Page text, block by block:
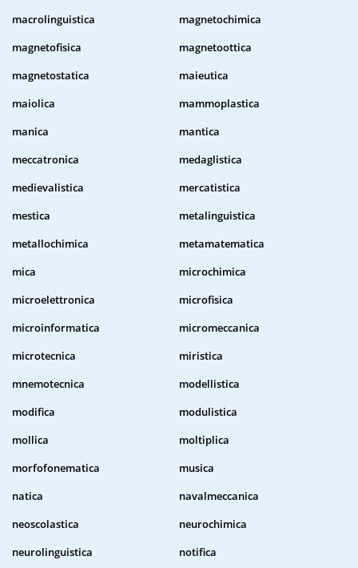
macrolinguistica
magnetochimica
magnetofisica
magnetoottica
magnetostatica
maieutica
maiolica
mammoplastica
manica
mantica
meccatronica
medaglistica
medievalistica
mercatistica
mestica
metalinguistica
metallochimica
metamatematica
mica
microchimica
microelettronica
microfisica
microinformatica
micromeccanica
microtecnica
miristica
mnemotecnica
modellistica
modifica
modulistica
mollica
moltiplica
morfofonematica
musica
natica
navalmeccanica
neoscolastica
neurochimica
neurolinguistica
notifica